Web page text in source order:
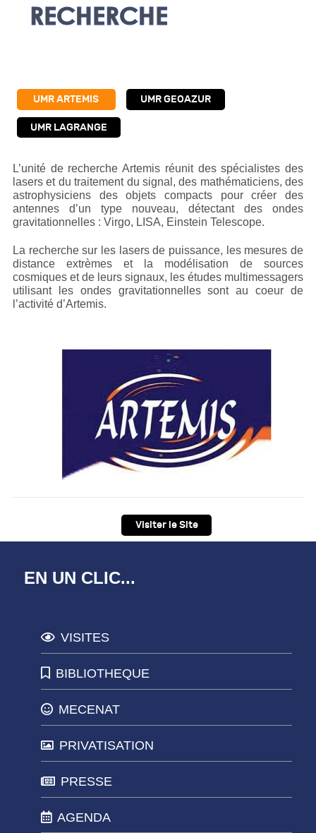
RECHERCHE
UMR ARTEMIS UMR GEOAZUR
UMR LAGRANGE
L’unité de recherche Artemis réunit des spécialistes des
lasers et du traitement du signal, des mathématiciens, des
astrophysiciens des objets compacts pour créer des
antennes d’un type nouveau, détectant des ondes
gravitationnelles : Virgo, LISA, Einstein Telescope.
La recherche sur les lasers de puissance, les mesures de
distance extrèmes et la modélisation de sources
cosmiques et de leurs signaux, les études multimessagers
utilisant les ondes gravitationnelles sont au coeur de
l’activité d’Artemis.
Visiter le Site
EN UN CLIC...
VISITES
BIBLIOTHEQUE
MECENAT
PRIVATISATION
PRESSE
AGENDA